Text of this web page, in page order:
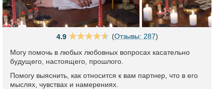
4.9 (Отзывы: 287)
Могу помочь в любых любовных вопросах касательно
будущего, настоящего, прошлого.
Помогу выяснить, как относится к вам партнер, что в его
мыслях, чувствах и намерениях.